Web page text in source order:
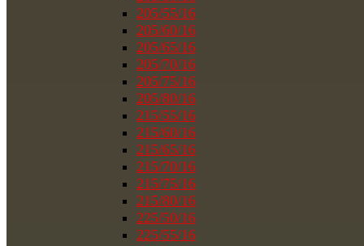
205/55/16
205/60/16
205/65/16
205/70/16
205/75/16
205/80/16
215/55/16
215/60/16
215/65/16
215/70/16
215/75/16
215/80/16
225/50/16
225/55/16